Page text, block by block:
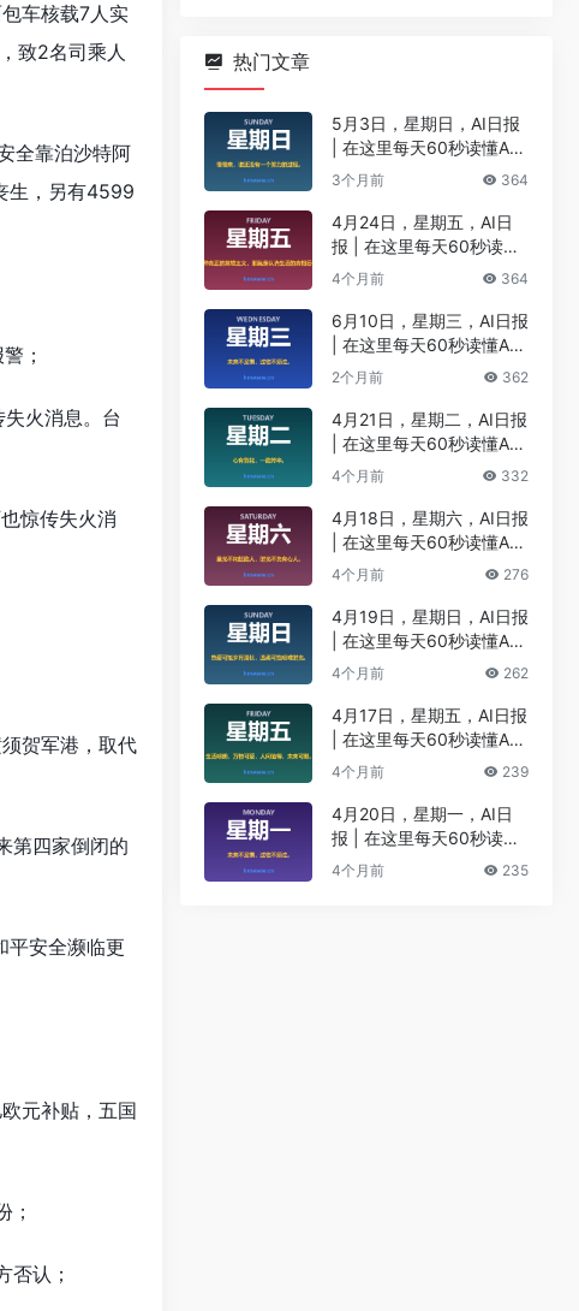
车核载7人实
致2名司乘人
全靠泊沙特阿
生，另有4599
；
火消息。台
惊传失火消
贺军港，取代
第四家倒闭的
平安全濒临更
元补贴，五国
；
否认；
热门文章
5月3日，星期日，AI日报
| 在这里每天60秒读懂A
I！
3个月前 364
4月24日，星期五，AI日
报 | 在这里每天60秒读懂
AI！
4个月前 364
6月10日，星期三，AI日报
| 在这里每天60秒读懂A
I！
2个月前 362
4月21日，星期二，AI日报
| 在这里每天60秒读懂A
I！
4个月前 332
4月18日，星期六，AI日报
| 在这里每天60秒读懂A
I！
4个月前 276
4月19日，星期日，AI日报
| 在这里每天60秒读懂A
I！
4个月前 262
4月17日，星期五，AI日报
| 在这里每天60秒读懂A
I！
4个月前 239
4月20日，星期一，AI日
报 | 在这里每天60秒读懂
AI！
4个月前 235